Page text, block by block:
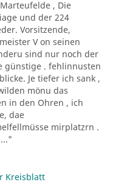
, Die
und der 224
Vorsitzende,
V on seinen
sind nur noch der
günstige . fehlinnusten
Je tiefer ich sank ,
mönu das
in den Ohren , ich
dae
mirplatzrn .
Kreisblatt